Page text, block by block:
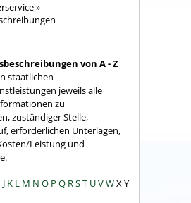
»
von A - Z
staatlichen
jeweils alle
zu
zuständiger Stelle,
erforderlichen Unterlagen,
Leistung und
J K L M N O P Q RST UVWX Y